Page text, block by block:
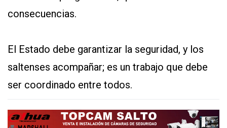
consecuencias.
El Estado debe garantizar la seguridad, y los
saltenses acompañar; es un trabajo que debe
ser coordinado entre todos.